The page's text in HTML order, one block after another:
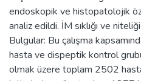
endoskopik ve histopatolojik
analiz edildi. İM sıklığı ve
Bulgular: Bu çalışma
hasta ve dispeptik kontrol
olmak üzere toplam 2502